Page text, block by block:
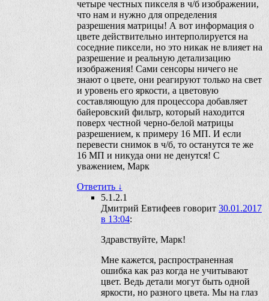
четыре честных пикселя в ч/б изображении,
что нам и нужно для определения
разрешения матрицы! А вот информация о
цвете действительно интерполируется на
соседние пиксели, но это никак не влияет на
разрешение и реальную детализацию
изображения! Сами сенсоры ничего не
знают о цвете, они реагируют только на свет
и уровень его яркости, а цветовую
составляющую для процессора добавляет
байеровский фильтр, который находится
поверх честной черно-белой матрицы
разрешением, к примеру 16 МП. И если
перевести снимок в ч/б, то останутся те же
16 МП и никуда они не денутся! С
уважением, Марк
Ответить ↓
5.1.2.1
Дмитрий Евтифеев говорит 30.01.2017
в 13:04:
Здравствуйте, Марк!
Мне кажется, распространенная
ошибка как раз когда не учитывают
цвет. Ведь детали могут быть одной
яркости, но разного цвета. Мы на глаз